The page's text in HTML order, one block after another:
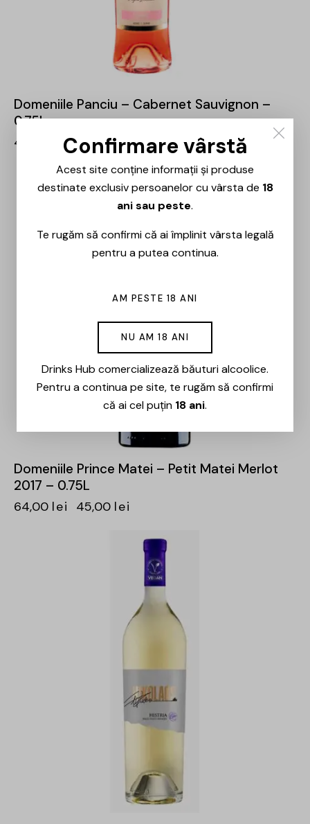
Domeniile Panciu – Cabernet Sauvignon –
0.75L
47,00 lei
OUT OF STOCK -30%
Domeniile Prince Matei – Petit Matei Merlot
2017 – 0.75L
64,00 lei 45,00 lei
Confirmare vârstă
Acest site conține informații și produse
destinate exclusiv persoanelor cu vârsta de 18
ani sau peste.
Te rugăm să confirmi că ai împlinit vârsta legală
pentru a putea continua.
AM PESTE 18 ANI
NU AM 18 ANI
Drinks Hub comercializează băuturi alcoolice.
Pentru a continua pe site, te rugăm să confirmi
că ai cel puțin 18 ani.